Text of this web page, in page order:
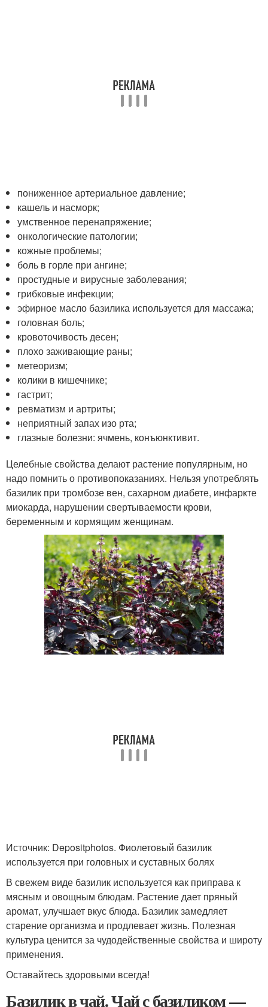
пониженное артериальное давление;
кашель и насморк;
умственное перенапряжение;
онкологические патологии;
кожные проблемы;
боль в горле при ангине;
простудные и вирусные заболевания;
грибковые инфекции;
эфирное масло базилика используется для массажа;
головная боль;
кровоточивость десен;
плохо заживающие раны;
метеоризм;
колики в кишечнике;
гастрит;
ревматизм и артриты;
неприятный запах изо рта;
глазные болезни: ячмень, конъюнктивит.
Целебные свойства делают растение популярным, но
надо помнить о противопоказаниях. Нельзя употреблять
базилик при тромбозе вен, сахарном диабете, инфаркте
миокарда, нарушении свертываемости крови,
беременным и кормящим женщинам.
Источник: Depositphotos. Фиолетовый базилик
используется при головных и суставных болях
В свежем виде базилик используется как приправа к
мясным и овощным блюдам. Растение дает пряный
аромат, улучшает вкус блюда. Базилик замедляет
старение организма и продлевает жизнь. Полезная
культура ценится за чудодейственные свойства и широту
применения.
Оставайтесь здоровыми всегда!
Базилик в чай. Чай с базиликом —